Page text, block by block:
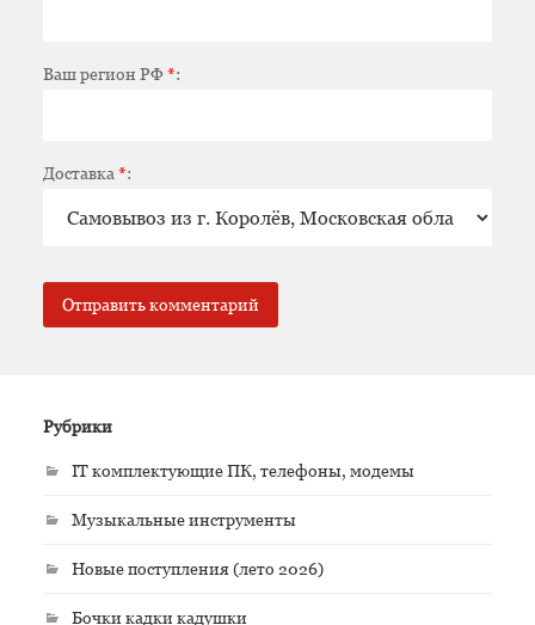
Ваш регион РФ*:
Доставка *:
Рубрики
IT комплектующие ПК, телефоны, модемы
Музыкальные инструменты
Новые поступления (лето 2026)
Бочки кадки кадушки